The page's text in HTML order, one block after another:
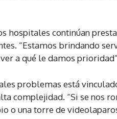
hospitales continúan
“Estamos brindando
a qué le damos
problemas está
complejidad. “Si se nos
o una torre de